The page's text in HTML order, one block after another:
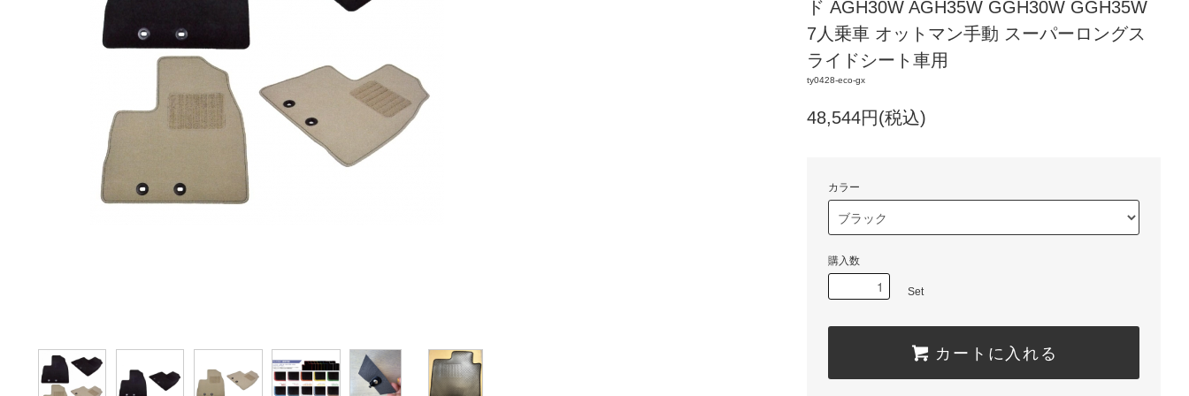
ド AGH30W AGH35W GGH30W GGH35W
7人乗車 オットマン手動 スーパーロングス
ライドシート車用
ty0428-eco-gx
48,544円(税込)
カラー
購入数
Set
カートに入れる